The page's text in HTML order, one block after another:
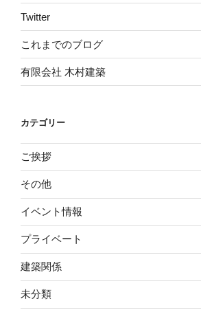
Twitter
これまでのブログ
有限会社 木村建築
カテゴリー
ご挨拶
その他
イベント情報
プライベート
建築関係
未分類